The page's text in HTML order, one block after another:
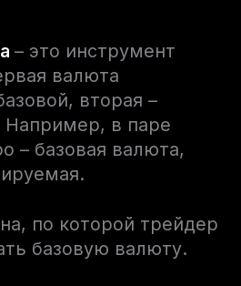
– это инструмент
валюта
вторая –
Например, в паре
– базовая валюта,
по которой трейдер
базовую валюту.